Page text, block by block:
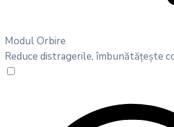
Modul Orbire
Reduce distragerile, îmbunătățește